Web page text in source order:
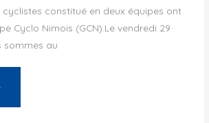
cyclistes constitué en deux équipes ont
Cyclo Nimois (GCN).Le vendredi 29
sommes au